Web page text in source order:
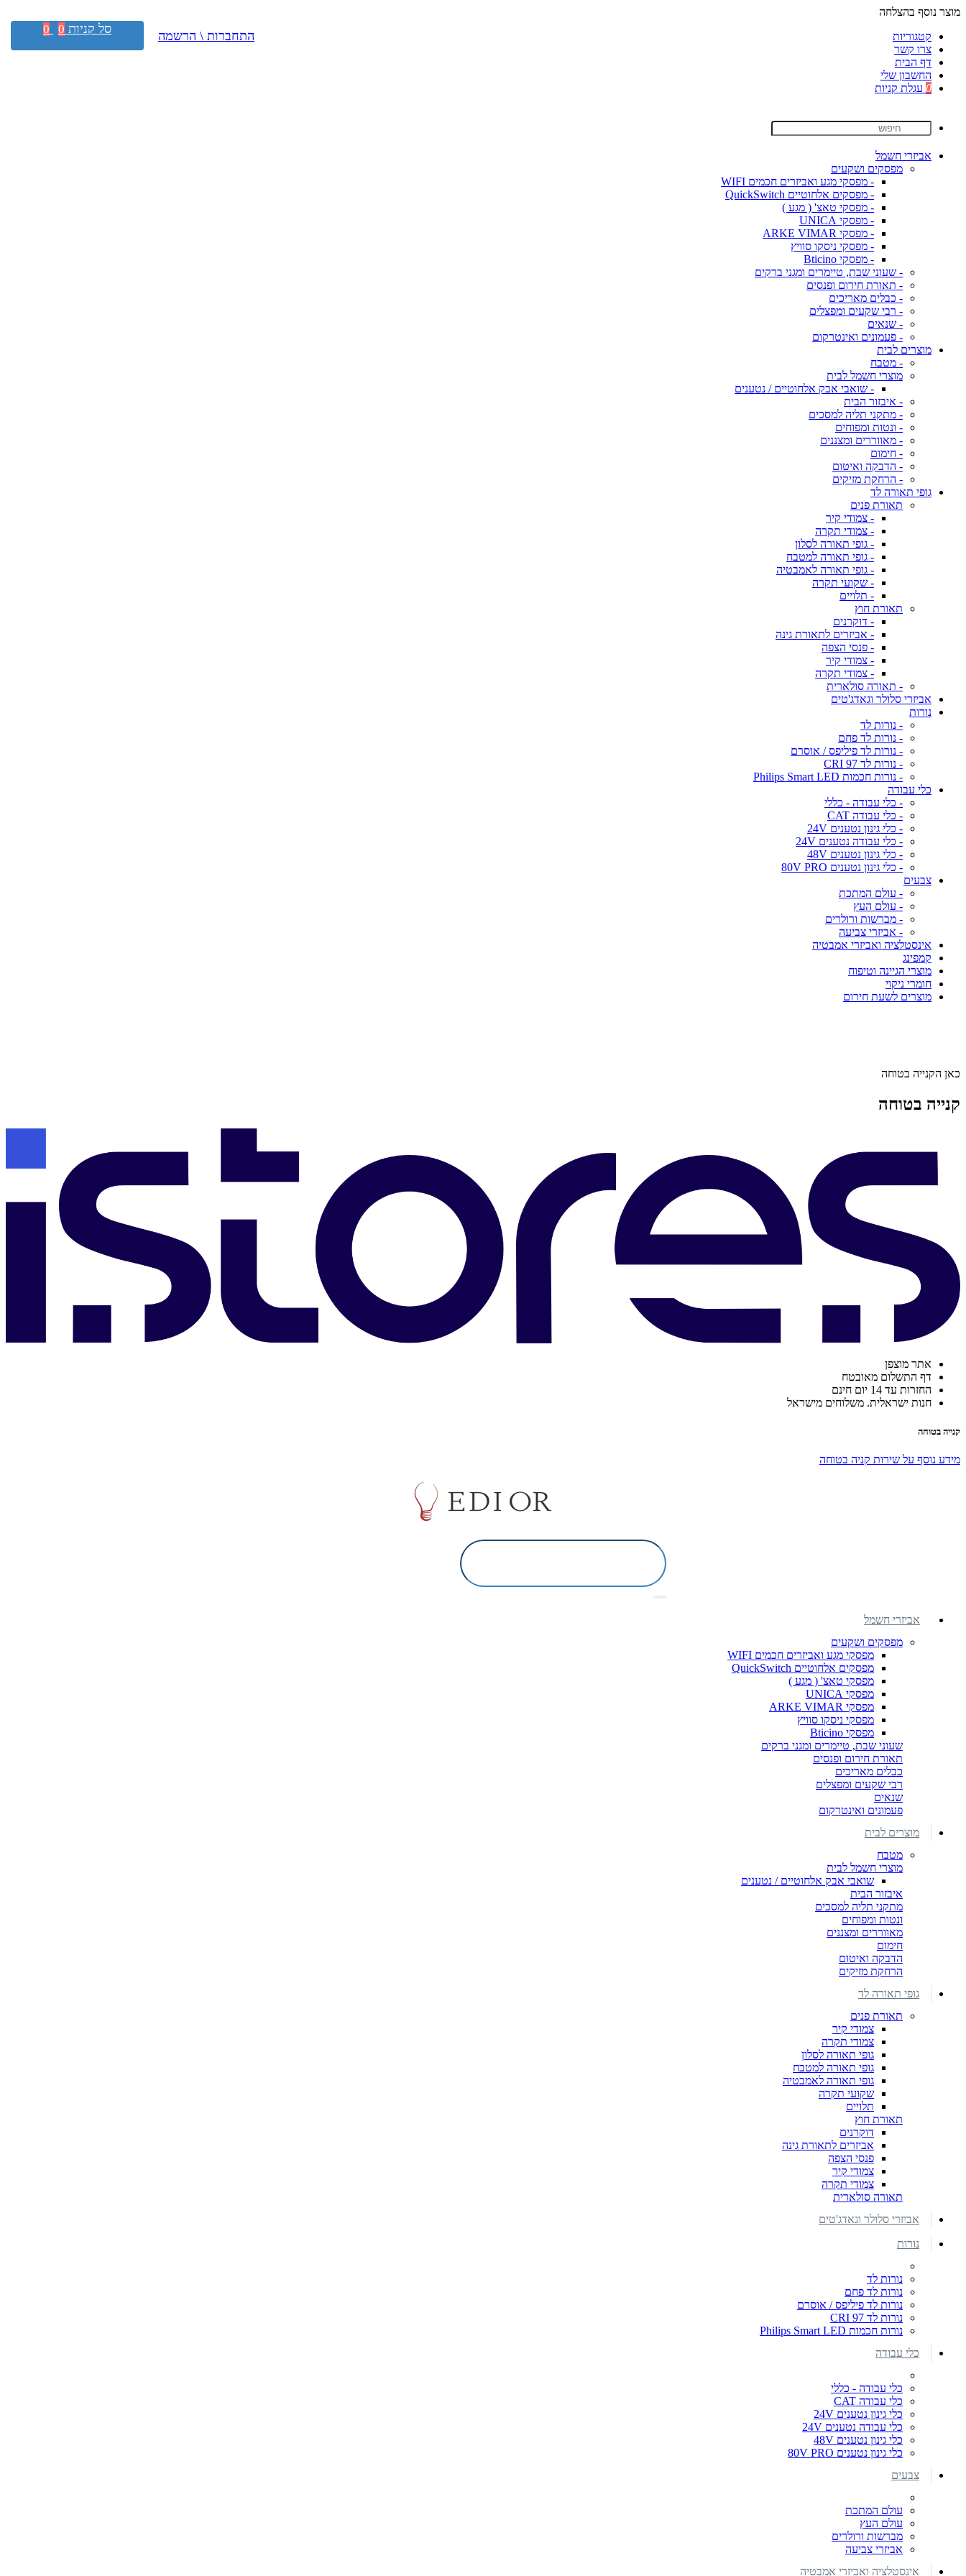
מוצר נוסף בהצלחה
קטגוריות
צרו קשר
דף הבית
החשבון שלי
0 עגלת קניות
אביזרי חשמל
מפסקים ושקעים
- מפסקי מגע ואביזרים חכמים WIFI
- מפסקים אלחוטיים QuickSwitch
- מפסקי טאצ' ( מגע )
- מפסקי UNICA
- מפסקי ARKE VIMAR
- מפסקי ניסקו סוויץ
- מפסקי Bticino
- שעוני שבת, טיימרים ומגני ברקים
- תאורת חירום ופנסים
- כבלים מאריכים
- רבי שקעים ומפצלים
- שנאים
- פעמונים ואינטרקום
מוצרים לבית
- מטבח
מוצרי חשמל לבית
- שואבי אבק אלחוטיים / נטענים
- איבזור הבית
- מתקני תליה למסכים
- ונטות ומפוחים
- מאווררים ומצננים
- חימום
- הדבקה ואיטום
- הרחקת מזיקים
גופי תאורה לד
תאורת פנים
- צמודי קיר
- צמודי תקרה
- גופי תאורה לסלון
- גופי תאורה למטבח
- גופי תאורה לאמבטיה
- שקועי תקרה
- תלויים
תאורת חוץ
- דוקרנים
- אביזרים לתאורת גינה
- פנסי הצפה
- צמודי קיר
- צמודי תקרה
- תאורה סולארית
אביזרי סלולר וגאדג'טים
נורות
- נורות לד
- נורות לד פחם
- נורות לד פיליפס / אוסרם
- נורות לד CRI 97
- נורות חכמות Philips Smart LED
כלי עבודה
- כלי עבודה - כללי
- כלי עבודה CAT
- כלי גינון נטענים 24V
- כלי עבודה נטענים 24V
- כלי גינון נטענים 48V
- כלי גינון נטענים 80V PRO
צבעים
- עולם המתכת
- עולם העץ
- מברשות ורולרים
- אביזרי צביעה
אינסטלציה ואביזרי אמבטיה
קמפינג
מוצרי הגיינה וטיפוח
חומרי ניקוי
מוצרים לשעת חירום
כאן הקנייה בטוחה
קנייה בטוחה
אתר מוצפן
דף התשלום מאובטח
החזרות עד 14 יום חינם
חנות ישראלית. משלוחים מישראל
קנייה בטוחה
מידע נוסף על שירות קניה בטוחה
התחברות \ הרשמה סל קניות 0
0
אביזרי חשמל
מפסקים ושקעים
מפסקי מגע ואביזרים חכמים WIFI
מפסקים אלחוטיים QuickSwitch
מפסקי טאצ' ( מגע )
מפסקי UNICA
מפסקי ARKE VIMAR
מפסקי ניסקו סוויץ
מפסקי Bticino
שעוני שבת, טיימרים ומגני ברקים
תאורת חירום ופנסים
כבלים מאריכים
רבי שקעים ומפצלים
שנאים
פעמונים ואינטרקום
מוצרים לבית
מטבח
מוצרי חשמל לבית
שואבי אבק אלחוטיים / נטענים
איבזור הבית
מתקני תליה למסכים
ונטות ומפוחים
מאווררים ומצננים
חימום
הדבקה ואיטום
הרחקת מזיקים
גופי תאורה לד
תאורת פנים
צמודי קיר
צמודי תקרה
גופי תאורה לסלון
גופי תאורה למטבח
גופי תאורה לאמבטיה
שקועי תקרה
תלויים
תאורת חוץ
דוקרנים
אביזרים לתאורת גינה
פנסי הצפה
צמודי קיר
צמודי תקרה
תאורה סולארית
אביזרי סלולר וגאדג'טים
נורות
נורות לד
נורות לד פחם
נורות לד פיליפס / אוסרם
נורות לד CRI 97
נורות חכמות Philips Smart LED
כלי עבודה
כלי עבודה - כללי
כלי עבודה CAT
כלי גינון נטענים 24V
כלי עבודה נטענים 24V
כלי גינון נטענים 48V
כלי גינון נטענים 80V PRO
צבעים
עולם המתכת
עולם העץ
מברשות ורולרים
אביזרי צביעה
אינסטלציה ואביזרי אמבטיה